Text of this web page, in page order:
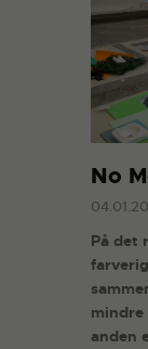
No
På det
mindre
anden